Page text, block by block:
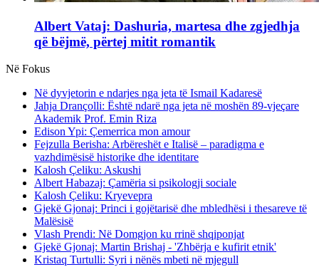
Albert Vataj: Dashuria, martesa dhe zgjedhja
që bëjmë, përtej mitit romantik
Në Fokus
Në dyvjetorin e ndarjes nga jeta të Ismail Kadaresë
Jahja Drançolli: Është ndarë nga jeta në moshën 89-vjeçare
Akademik Prof. Emin Riza
Edison Ypi: Çemerrica mon amour
Fejzulla Berisha: Arbëreshët e Italisë – paradigma e
vazhdimësisë historike dhe identitare
Kalosh Çeliku: Askushi
Albert Habazaj: Çamëria si psikologji sociale
Kalosh Çeliku: Kryevepra
Gjekë Gjonaj: Princi i gojëtarisë dhe mbledhësi i thesareve të
Malësisë
Vlash Prendi: Në Domgjon ku rrinë shqiponjat
Gjekë Gjonaj: Martin Brishaj - 'Zhbërja e kufirit etnik'
Kristaq Turtulli: Syri i nënës mbeti në mjegull